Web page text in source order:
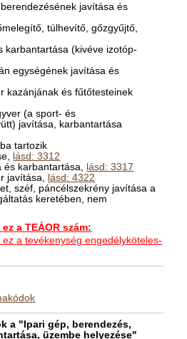
javítása és
túlhevítő, gőzgyűjtő,
karbantartása (kivéve izotóp-
egységének javítása és
kazánjának és fűtőtesteinek
(a sport- és
javítása, karbantartása
tartozik
lásd: 3312
karbantartása, lásd: 3317
javítása, lásd: 4322
széf, páncélszekrény javítása a
keretében, nem
ez a TEÁOR szám:
a tevékenység engedélyköteles-
a "Ipari gép, berendezés,
üzembe helyezése"